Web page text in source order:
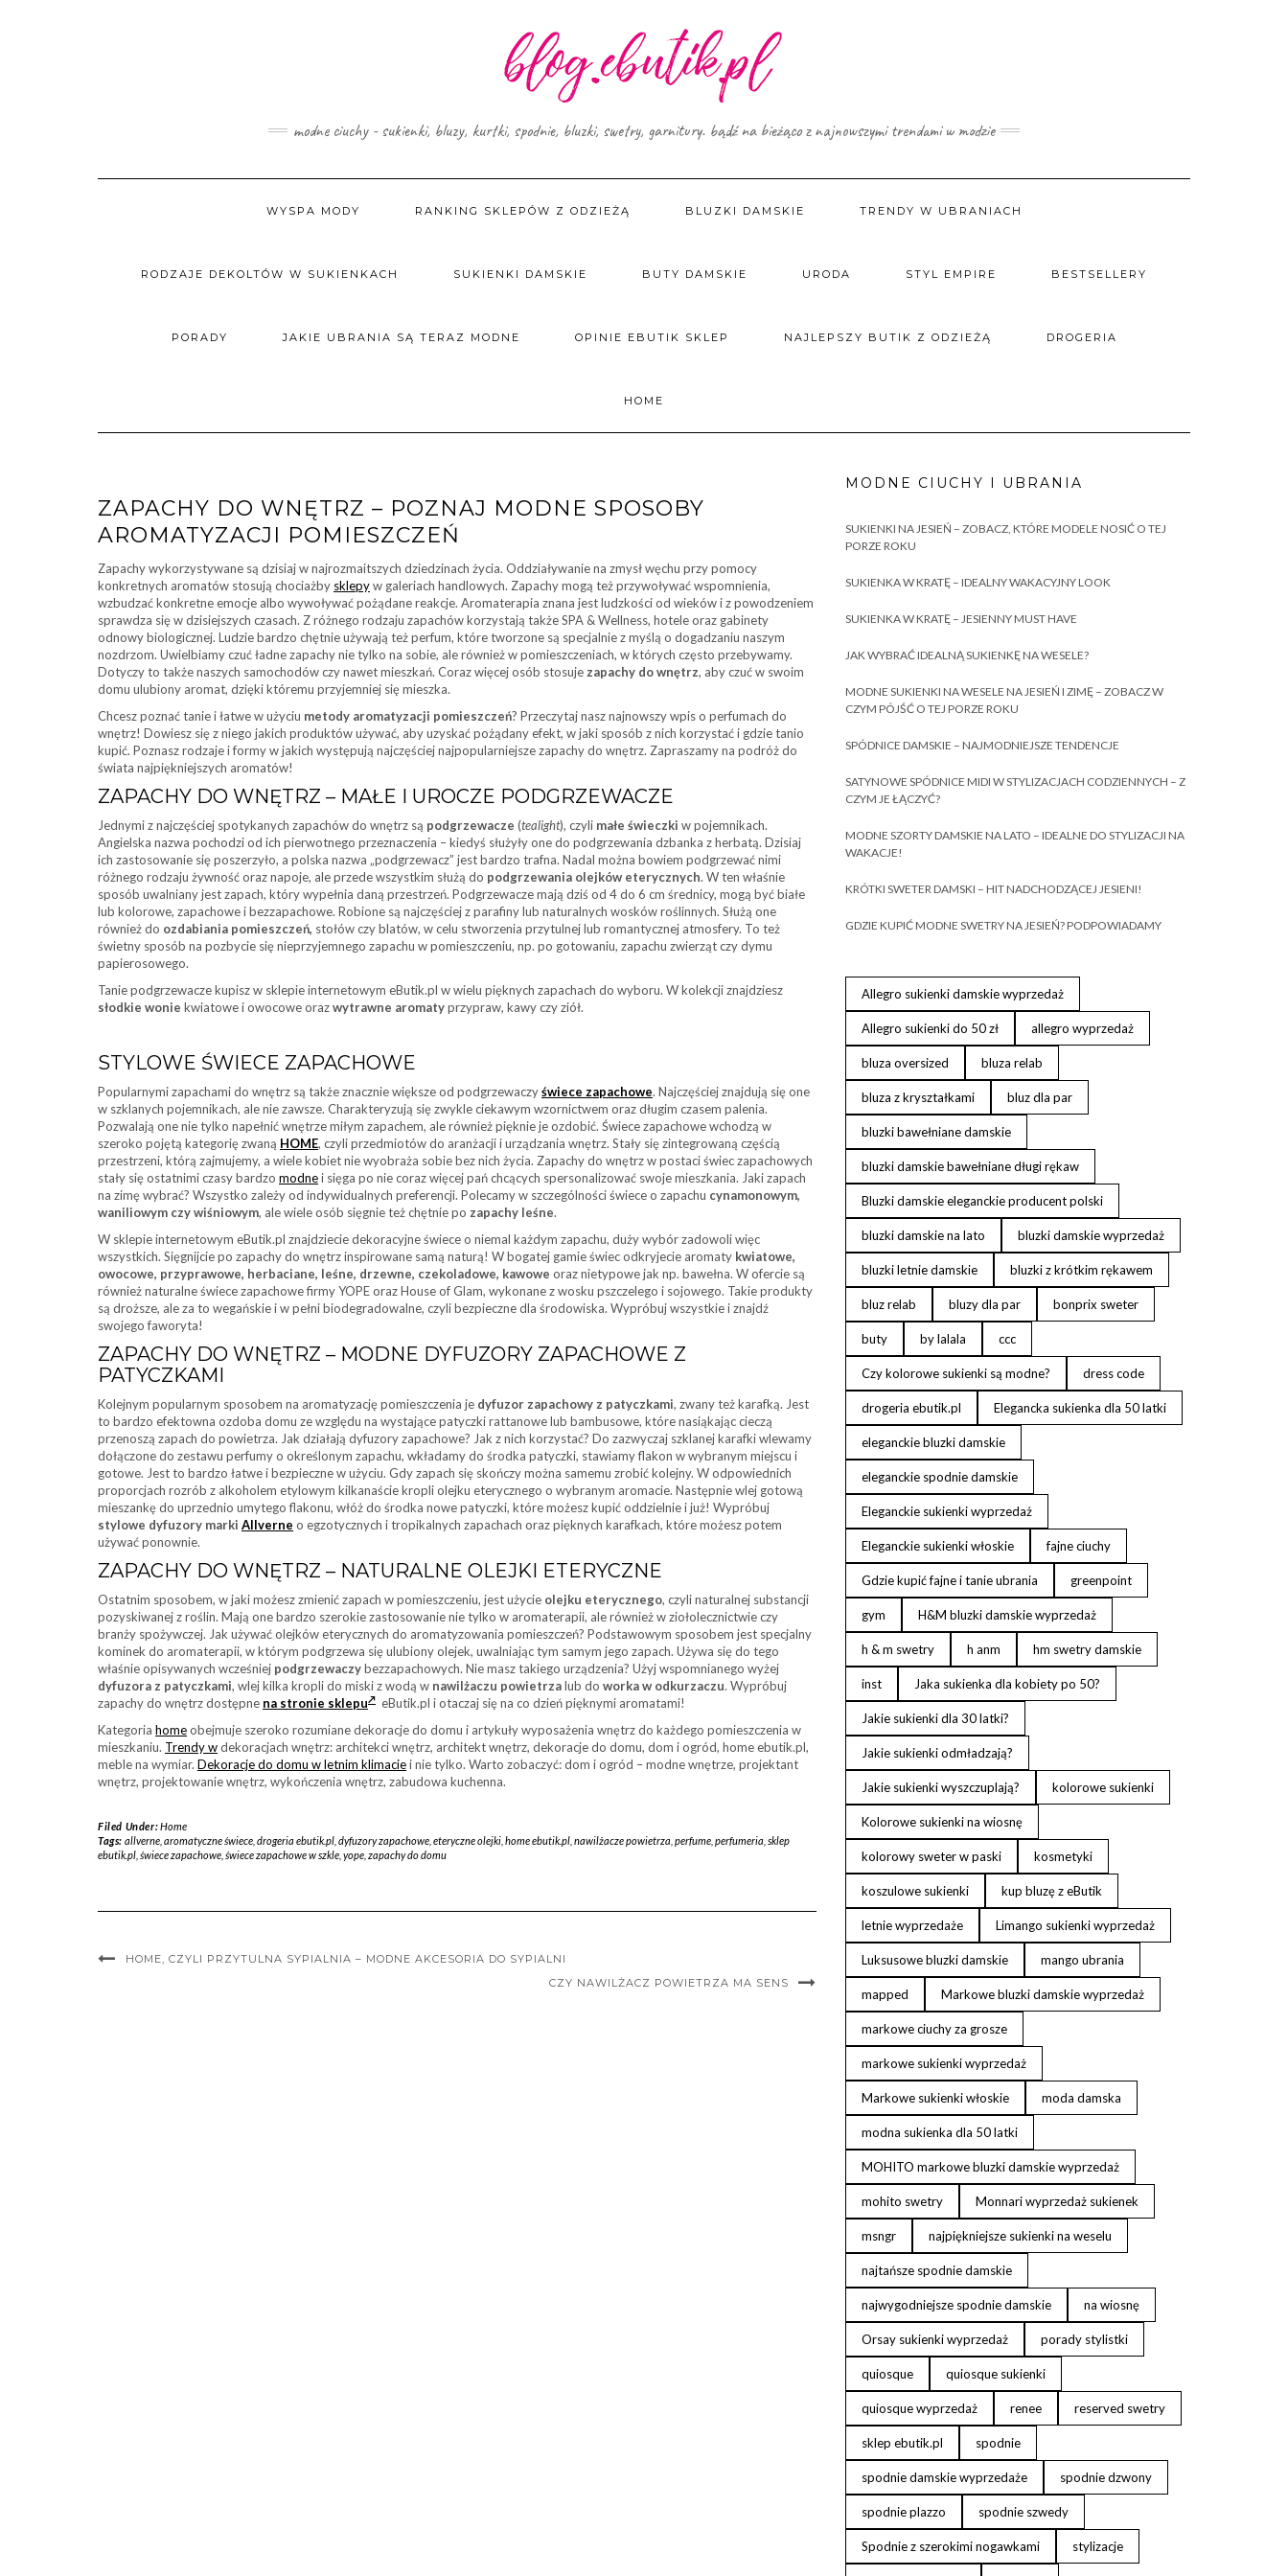
modne ciuchy - sukienki, bluzy, kurtki, spodnie, bluzki, swetry, garnitury. bądź na bieżąco z najnowszymi trendami w modzie
WYSPA MODY RANKING SKLEPÓW Z ODZIEŻĄ BLUZKI DAMSKIE TRENDY W UBRANIACH
RODZAJE DEKOLTÓW W SUKIENKACH SUKIENKI DAMSKIE BUTY DAMSKIE URODA STYL EMPIRE BESTSELLERY
PORADY JAKIE UBRANIA SĄ TERAZ MODNE OPINIE EBUTIK SKLEP NAJLEPSZY BUTIK Z ODZIEŻĄ DROGERIA
HOME
ZAPACHY DO WNĘTRZ – POZNAJ MODNE SPOSOBY
AROMATYZACJI POMIESZCZEŃ
Zapachy wykorzystywane są dzisiaj w najrozmaitszych dziedzinach życia. Oddziaływanie na zmysł węchu przy pomocy
konkretnych aromatów stosują chociażby sklepyw galeriach handlowych. Zapachy mogą też przywoływać wspomnienia,
wzbudzać konkretne emocje albo wywoływać pożądane reakcje. Aromaterapia znana jest ludzkości od wieków i z powodzeniem
sprawdza się w dzisiejszych czasach. Z różnego rodzaju zapachów korzystają także SPA & Wellness, hotele oraz gabinety
odnowy biologicznej. Ludzie bardzo chętnie używają też perfum, które tworzone są specjalnie z myślą o dogadzaniu naszym
nozdrzom. Uwielbiamy czuć ładne zapachy nie tylko na sobie, ale również w pomieszczeniach, w których często przebywamy.
Dotyczy to także naszych samochodów czy nawet mieszkań. Coraz więcej osób stosuje zapachy do wnętrz, aby czuć w swoim
domu ulubiony aromat, dzięki któremu przyjemniej się mieszka.
Chcesz poznać tanie i łatwe w użyciu metody aromatyzacji pomieszczeń? Przeczytaj nasz najnowszy wpis o perfumach do
wnętrz! Dowiesz się z niego jakich produktów używać, aby uzyskać pożądany efekt, w jaki sposób z nich korzystać i gdzie tanio
kupić. Poznasz rodzaje i formy w jakich występują najczęściej najpopularniejsze zapachy do wnętrz. Zapraszamy na podróż do
świata najpiękniejszych aromatów!
ZAPACHY DO WNĘTRZ – MAŁE I UROCZE PODGRZEWACZE
Jednymi z najczęściej spotykanych zapachów do wnętrz są podgrzewacze (tealight), czyli małe świeczki w pojemnikach.
Angielska nazwa pochodzi od ich pierwotnego przeznaczenia – kiedyś służyły one do podgrzewania dzbanka z herbatą. Dzisiaj
ich zastosowanie się poszerzyło, a polska nazwa „podgrzewacz” jest bardzo trafna. Nadal można bowiem podgrzewać nimi
różnego rodzaju żywność oraz napoje, ale przede wszystkim służą do podgrzewania olejków eterycznych. W ten właśnie
sposób uwalniany jest zapach, który wypełnia daną przestrzeń. Podgrzewacze mają dziś od 4 do 6 cm średnicy, mogą być białe
lub kolorowe, zapachowe i bezzapachowe. Robione są najczęściej z parafiny lub naturalnych wosków roślinnych. Służą one
również do ozdabiania pomieszczeń, stołów czy blatów, w celu stworzenia przytulnej lub romantycznej atmosfery. To też
świetny sposób na pozbycie się nieprzyjemnego zapachu w pomieszczeniu, np. po gotowaniu, zapachu zwierząt czy dymu
papierosowego.
Tanie podgrzewacze kupisz w sklepie internetowym eButik.pl w wielu pięknych zapachach do wyboru. W kolekcji znajdziesz
słodkie wonie kwiatowe i owocowe orazwytrawne aromatyprzypraw, kawy czy ziół.
STYLOWE ŚWIECE ZAPACHOWE
Popularnymi zapachami do wnętrz są także znacznie większe od podgrzewaczyświece zapachowe. Najczęściej znajdują się one
w szklanych pojemnikach, ale nie zawsze. Charakteryzują się zwykle ciekawym wzornictwem oraz długim czasem palenia.
Pozwalają one nie tylko napełnić wnętrze miłym zapachem, ale również pięknie je ozdobić. Świece zapachowe wchodzą w
szeroko pojętą kategorię zwaną HOME, czyli przedmiotów do aranżacji i urządzania wnętrz. Stały się zintegrowaną częścią
przestrzeni, którą zajmujemy, a wiele kobiet nie wyobraża sobie bez nich życia. Zapachy do wnętrz w postaci świec zapachowych
stały się ostatnimi czasy bardzo modnei sięga po nie coraz więcej pań chcących spersonalizować swoje mieszkania. Jaki zapach
na zimę wybrać? Wszystko zależy od indywidualnych preferencji. Polecamy w szczególności świece o zapachu cynamonowym,
waniliowym czy wiśniowym, ale wiele osób sięgnie też chętnie po zapachy leśne.
W sklepie internetowym eButik.pl znajdziecie dekoracyjne świece o niemal każdym zapachu, duży wybór zadowoli więc
wszystkich. Sięgnijcie po zapachy do wnętrz inspirowane samą naturą! W bogatej gamie świec odkryjecie aromaty kwiatowe,
owocowe, przyprawowe, herbaciane, leśne, drzewne, czekoladowe, kawowe oraz nietypowe jak np. bawełna. W ofercie są
również naturalne świece zapachowe firmy YOPE oraz House of Glam, wykonane z wosku pszczelego i sojowego. Takie produkty
są droższe, ale za to wegańskie i w pełni biodegradowalne, czyli bezpieczne dla środowiska. Wypróbuj wszystkie i znajdź
swojego faworyta!
ZAPACHY DO WNĘTRZ – MODNE DYFUZORY ZAPACHOWE Z
PATYCZKAMI
Kolejnym popularnym sposobem na aromatyzację pomieszczenia je dyfuzor zapachowy z patyczkami, zwany też karafką. Jest
to bardzo efektowna ozdoba domu ze względu na wystające patyczki rattanowe lub bambusowe, które nasiąkając cieczą
przenoszą zapach do powietrza. Jak działają dyfuzory zapachowe? Jak z nich korzystać? Do zazwyczaj szklanej karafki wlewamy
dołączone do zestawu perfumy o określonym zapachu, wkładamy do środka patyczki, stawiamy flakon w wybranym miejscu i
gotowe. Jest to bardzo łatwe i bezpieczne w użyciu. Gdy zapach się skończy można samemu zrobić kolejny. W odpowiednich
proporcjach rozrób z alkoholem etylowym kilkanaście kropli olejku eterycznego o wybranym aromacie. Następnie wlej gotową
mieszankę do uprzednio umytego flakonu, włóż do środka nowe patyczki, które możesz kupić oddzielnie i już! Wypróbuj
stylowe dyfuzory marki Allverne o egzotycznych i tropikalnych zapachach oraz pięknych karafkach, które możesz potem
używać ponownie.
ZAPACHY DO WNĘTRZ – NATURALNE OLEJKI ETERYCZNE
Ostatnim sposobem, w jaki możesz zmienić zapach w pomieszczeniu, jest użycie olejku eterycznego, czyli naturalnej substancji
pozyskiwanej z roślin. Mają one bardzo szerokie zastosowanie nie tylko w aromaterapii, ale również w ziołolecznictwie czy
branży spożywczej. Jak używać olejków eterycznych do aromatyzowania pomieszczeń? Podstawowym sposobem jest specjalny
kominek do aromaterapii, w którym podgrzewa się ulubiony olejek, uwalniając tym samym jego zapach. Używa się do tego
właśnie opisywanych wcześniej podgrzewaczybezzapachowych. Nie masz takiego urządzenia? Użyj wspomnianego wyżej
dyfuzora z patyczkami, wlej kilka kropli do miski z wodą w nawilżaczu powietrzalub do worka w odkurzaczu. Wypróbuj
zapachy do wnętrz dostępne na stronie sklepu
eButik.pl i otaczaj się na co dzień pięknymi aromatami!
Kategoria homeobejmuje szeroko rozumiane dekoracje do domu i artykuły wyposażenia wnętrz do każdego pomieszczenia w
mieszkaniu. Trendy wdekoracjach wnętrz: architekci wnętrz, architekt wnętrz, dekoracje do domu, dom i ogród, home ebutik.pl,
meble na wymiar. Dekoracje do domu w letnim klimaciei nie tylko. Warto zobaczyć: dom i ogród – modne wnętrze, projektant
wnętrz, projektowanie wnętrz, wykończenia wnętrz, zabudowa kuchenna.
Filed Under:Home
Tags: allverne, aromatyczne świece, drogeria ebutik.pl, dyfuzory zapachowe, eteryczne olejki, home ebutik.pl, nawilżacze powietrza perfume, perfumeria sklep
ebutik.pl świece zapachowe świece zapachowe w szkle yope zapachy do domu
HOME, CZYLI PRZYTULNA SYPIALNIA – MODNE AKCESORIA DO SYPIALNI
CZY NAWILŻACZ POWIETRZA MA SENS
MODNE CIUCHY I UBRANIA
SUKIENKI NA JESIEŃ – ZOBACZ, KTÓRE MODELE NOSIĆ O TEJ
PORZE ROKU
SUKIENKA W KRATĘ – IDEALNY WAKACYJNY LOOK
SUKIENKA W KRATĘ – JESIENNY MUST HAVE
JAK WYBRAĆ IDEALNĄ SUKIENKĘ NA WESELE?
MODNE SUKIENKI NA WESELE NA JESIEŃ I ZIMĘ – ZOBACZ W
CZYM PÓJŚĆ O TEJ PORZE ROKU
SPÓDNICE DAMSKIE – NAJMODNIEJSZE TENDENCJE
SATYNOWE SPÓDNICE MIDI W STYLIZACJACH CODZIENNYCH – Z
CZYM JE ŁĄCZYĆ?
MODNE SZORTY DAMSKIE NA LATO – IDEALNE DO STYLIZACJI NA
WAKACJE!
KRÓTKI SWETER DAMSKI – HIT NADCHODZĄCEJ JESIENI!
GDZIE KUPIĆ MODNE SWETRY NA JESIEŃ? PODPOWIADAMY
Allegro sukienki damskie wyprzedaż
Allegro sukienki do 50 zł allegro wyprzedaż
bluza oversized bluza relab
bluza z kryształkami bluz dla par
bluzki bawełniane damskie
bluzki damskie bawełniane długi rękaw
Bluzki damskie eleganckie producent polski
bluzki damskie na lato bluzki damskie wyprzedaż
bluzki letnie damskie bluzki z krótkim rękawem
bluz relab bluzy dla par bonprix sweter
buty by lalala ccc
Czy kolorowe sukienki są modne? dress code
drogeria ebutik.pl Elegancka sukienka dla 50 latki
eleganckie bluzki damskie
eleganckie spodnie damskie
Eleganckie sukienki wyprzedaż
Eleganckie sukienki włoskie fajne ciuchy
Gdzie kupić fajne i tanie ubrania greenpoint
gym H&M bluzki damskie wyprzedaż
h & m swetry h anm hm swetry damskie
inst Jaka sukienka dla kobiety po 50?
Jakie sukienki dla 30 latki?
Jakie sukienki odmładzają?
Jakie sukienki wyszczuplają? kolorowe sukienki
Kolorowe sukienki na wiosnę
kolorowy sweter w paski kosmetyki
koszulowe sukienki kup bluzę z eButik
letnie wyprzedaże Limango sukienki wyprzedaż
Luksusowe bluzki damskie mango ubrania
mapped Markowe bluzki damskie wyprzedaż
markowe ciuchy za grosze
markowe sukienki wyprzedaż
Markowe sukienki włoskie moda damska
modna sukienka dla 50 latki
MOHITO markowe bluzki damskie wyprzedaż
mohito swetry Monnari wyprzedaż sukienek
msngr najpiękniejsze sukienki na weselu
najtańsze spodnie damskie
najwygodniejsze spodnie damskie na wiosnę
Orsay sukienki wyprzedaż porady stylistki
quiosque quiosque sukienki
quiosque wyprzedaż renee reserved swetry
sklep ebutik.pl spodnie
spodnie damskie wyprzedaże spodnie dzwony
spodnie plazzo spodnie szwedy
Spodnie z szerokimi nogawkami stylizacje